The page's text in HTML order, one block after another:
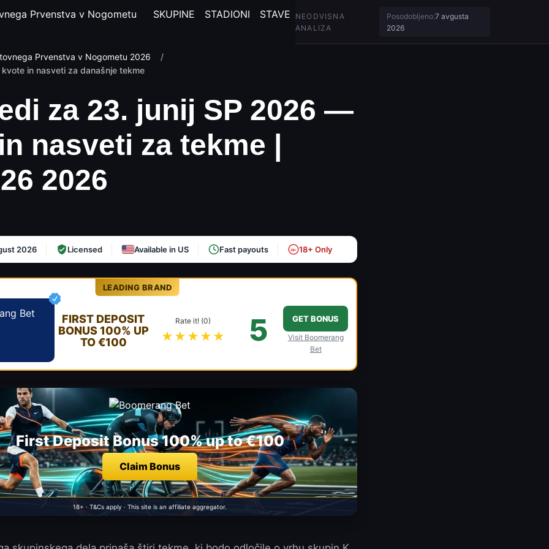
Prvenstva v Nogometu
SKUPINE STADIONI STAVE
NEODVISNA
ANALIZA
Posodobljeno:7 avgusta
2026
Prvenstva v Nogometu 2026
/
in nasveti za današnje tekme
za 23. junij SP 2026 —
nasveti za tekme |
2026
2026 Licensed Available in US Fast payouts 18+ 18+ Only
LEADING BRAND
FIRST DEPOSIT
BONUS 100% UP
TO €100
Rate it! (0)
★★★★★ 5 GET BONUS
Visit Boomerang
Bet
First Deposit Bonus 100% up to €100
Claim Bonus
18+ · T&Cs apply · This site is an affiliate aggregator.